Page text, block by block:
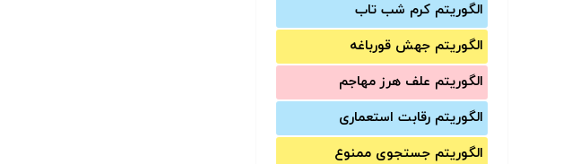
الگوریتم کرم شب تاب
الگوریتم جهش قورباغه
الگوریتم علف هرز مهاجم
الگوریتم رقابت استعماری
الگوریتم جستجوی ممنوع